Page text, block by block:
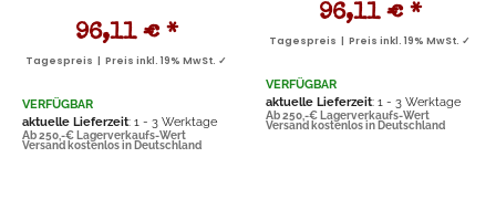
96,11 € *
Tagespreis | Preis inkl. 19% MwSt. ✓
VERFÜGBAR
aktuelle Lieferzeit: 1 - 3 Werktage
Ab 250,-€ Lagerverkaufs-Wert
Versand kostenlos in Deutschland
96,11 € *
Tagespreis | Preis inkl. 19% MwSt. ✓
VERFÜGBAR
aktuelle Lieferzeit: 1 - 3 Werktage
Ab 250,-€ Lagerverkaufs-Wert
Versand kostenlos in Deutschland